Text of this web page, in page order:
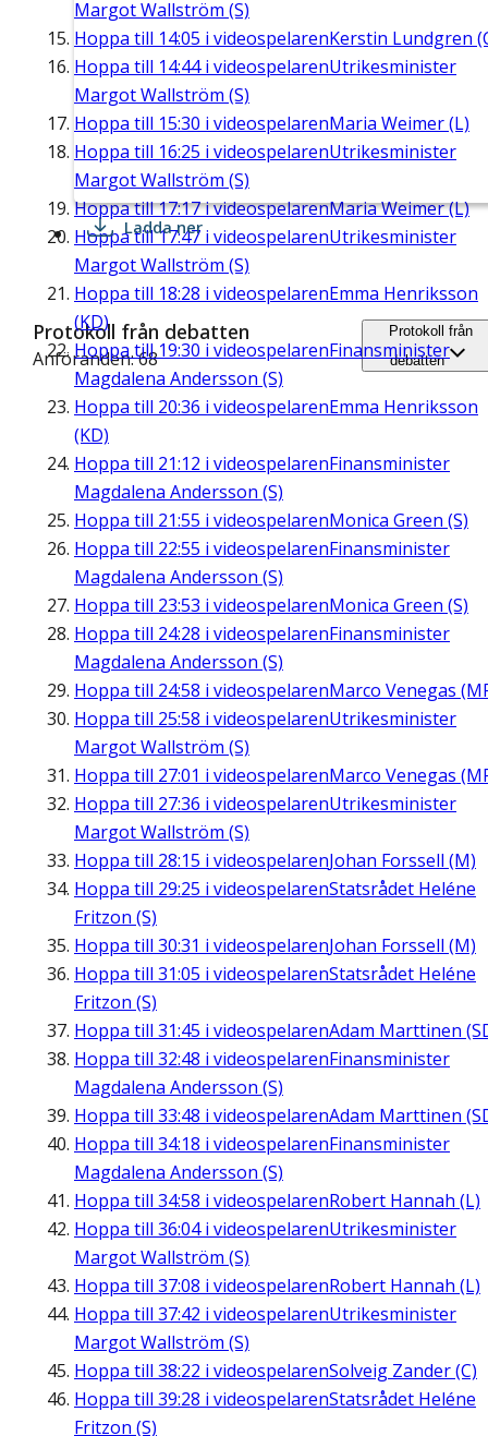
Margot Wallström (S)
Hoppa till 14:05 i videospelarenKerstin Lundgren
Hoppa till 14:44i videospelarenUtrikesminister
Margot Wallström (S)
Hoppa till 15:30 i videospelarenMaria Weimer (L)
Hoppa till 16:25 i videospelarenUtrikesminister
Margot Wallström (S)
Hoppa till17:17i videospelarenMaria Weimer (L)
Hoppa till17:47 i videospelarenUtrikesminister
Margot Wallström (S)
Hoppa till 18:28 i videospelarenEmma Henriksson
(KD)
Hoppa till19:30 i videospelarenFinansminister
Magdalena Andersson (S)
Hoppa till 20:36 i videospelarenEmma Henriksson
(KD)
Hoppa till 21:12 i videospelarenFinansminister
Magdalena Andersson (S)
Hoppa till 21:55 i videospelarenMonica Green (S)
Hoppa till 22:55 i videospelarenFinansminister
Magdalena Andersson (S)
Hoppa till 23:53 i videospelarenMonica Green (S)
Hoppa till 24:28 i videospelarenFinansminister
Magdalena Andersson (S)
Hoppa till 24:58 i videospelarenMarco Venegas
Hoppa till 25:58 i videospelarenUtrikesminister
Margot Wallström (S)
Hoppa till 27:01 i videospelarenMarco Venegas
Hoppa till 27:36 i videospelarenUtrikesminister
Margot Wallström (S)
Hoppa till 28:15 i videospelarenJohan Forssell (M)
Hoppa till 29:25 i videospelarenStatsrådet Heléne
Fritzon (S)
Hoppa till 30:31 i videospelarenJohan Forssell (M)
Hoppa till 31:05 i videospelarenStatsrådet Heléne
Fritzon (S)
Hoppa till 31:45 i videospelarenAdam Marttinen
Hoppa till 32:48 i videospelarenFinansminister
Magdalena Andersson (S)
Hoppa till 33:48 i videospelarenAdam Marttinen
Hoppa till 34:18 i videospelarenFinansminister
Magdalena Andersson (S)
Hoppa till 34:58 i videospelarenRobert Hannah (L)
Hoppa till 36:04i videospelarenUtrikesminister
Margot Wallström (S)
Hoppa till 37:08 i videospelarenRobert Hannah (L)
Hoppa till 37:42 i videospelarenUtrikesminister
Margot Wallström (S)
Hoppa till 38:22 i videospelarenSolveig Zander (C)
Hoppa till 39:28 i videospelarenStatsrådet Heléne
Fritzon (S)
Ladda ner
Protokoll från debatten
Anföranden: 68
Protokoll från
debatten